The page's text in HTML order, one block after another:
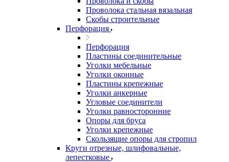
Проволока стальная вязальная
Скобы строительные
Перфорация
Перфорация
Пластины соединительные
Уголки мебельные
Уголки оконные
Пластины крепежные
Уголки анкерные
Угловые соединители
Уголки равносторонние
Опоры для бруса
Уголки крепежные
Скользящие опоры для стропил
Круги отрезные, шлифовальные,
лепестковые